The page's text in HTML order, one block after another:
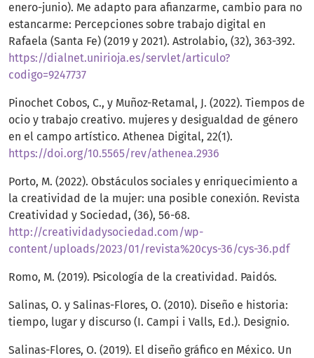
enero-junio). Me adapto para afianzarme, cambio para no
estancarme: Percepciones sobre trabajo digital en
Rafaela (Santa Fe) (2019 y 2021). Astrolabio, (32), 363-392.
https://dialnet.unirioja.es/servlet/articulo?
codigo=9247737
Pinochet Cobos, C., y Muñoz-Retamal, J. (2022). Tiempos de
ocio y trabajo creativo. mujeres y desigualdad de género
en el campo artístico. Athenea Digital, 22(1).
https://doi.org/10.5565/rev/athenea.2936
Porto, M. (2022). Obstáculos sociales y enriquecimiento a
la creatividad de la mujer: una posible conexión. Revista
Creatividad y Sociedad, (36), 56-68.
http://creatividadysociedad.com/wp-
content/uploads/2023/01/revista%20cys-36/cys-36.pdf
Romo, M. (2019). Psicología de la creatividad. Paidós.
Salinas, O. y Salinas-Flores, O. (2010). Diseño e historia:
tiempo, lugar y discurso (I. Campi i Valls, Ed.). Designio.
Salinas-Flores, O. (2019). El diseño gráfico en México. Un